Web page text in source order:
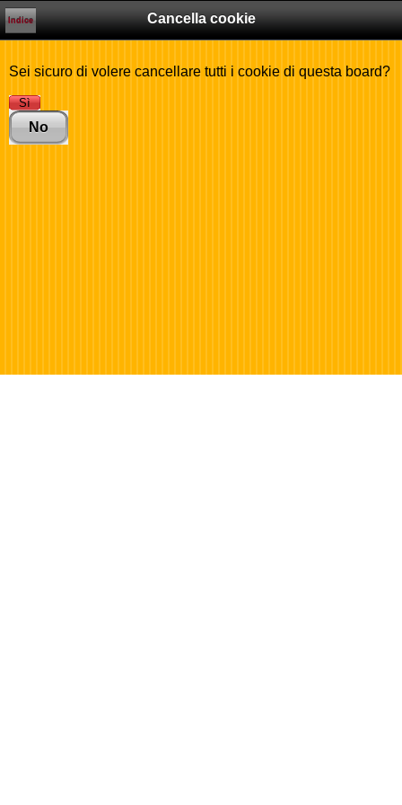
Cancella cookie
Indice
Sei sicuro di volere cancellare tutti i cookie di questa board?